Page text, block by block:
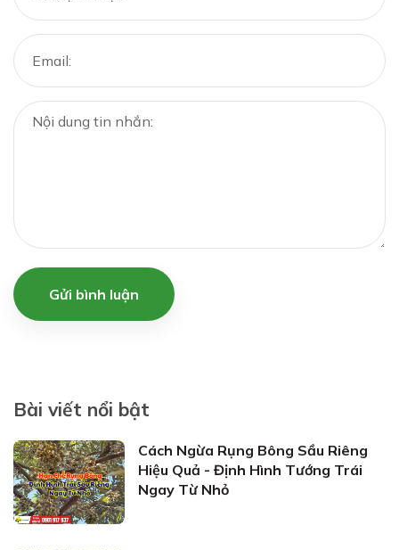
Gửi bình luận
Bài viết nổi bật
Cách Ngừa Rụng Bông Sầu Riêng
Hiệu Quả - Định Hình Tướng Trái
Ngay Từ Nhỏ